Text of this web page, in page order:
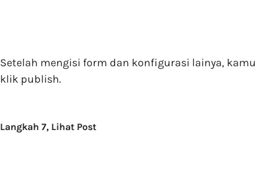
Setelah mengisi form dan konfigurasi lainya, kamu
klik publish.
Langkah 7, Lihat Post